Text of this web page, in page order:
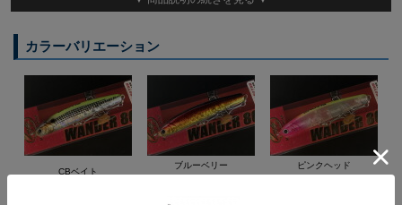
の中では革新的存在と言えました。
しかし実は、バチ抜けよりベイトパターンでシーバスを数多く仕
留めていたので、僕らにとってはバチ抜け用ルアーのイメージは
無い。
ベイトパターンで釣れているしかもデイゲーム
実際、現在進行形で釣れている島根境水道のデイゲーム、トウゴ
ロウイワシやサッパ、マイクロベイトにボイルするシーバスに、
カラーバリエーション
CBベイト
ブルーベリー
ピンクヘッド